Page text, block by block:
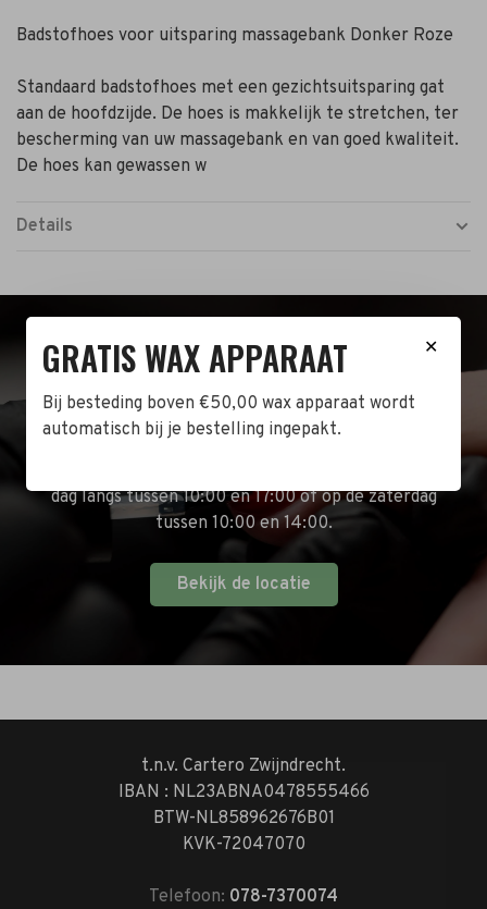
Badstofhoes voor uitsparing massagebank Donker Roze
Standaard badstofhoes met een gezichtsuitsparing gat
aan de hoofdzijde. De hoes is makkelijk te stretchen, ter
bescherming van uw massagebank en van goed kwaliteit.
De hoes kan gewassen w
Details
BEZOEK DE WINKEL!
Naast de online shop hebben wij ook een fysieke
winkel in Zwijndrecht! Het adres is: Antoni van
dag langs tussen 10:00 en 17:00 of op de zaterdag
tussen 10:00 en 14:00.
Bekijk de locatie
t.n.v. Cartero Zwijndrecht.
IBAN : NL23ABNA0478555466
BTW-NL858962676B01
KVK-72047070
Telefoon: 078-7370074
✕
GRATIS WAX APPARAAT
Bij besteding boven €50,00 wax apparaat wordt
automatisch bij je bestelling ingepakt.